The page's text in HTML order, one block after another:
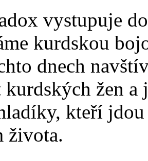
vystupuje
kurdskou
dnech
kurdských žen
kteří
života.